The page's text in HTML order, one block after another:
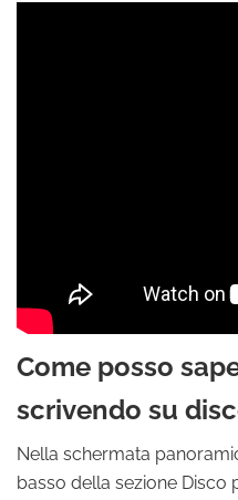
Come posso
scrivendo su
Nella schermata
basso della sezione Disco